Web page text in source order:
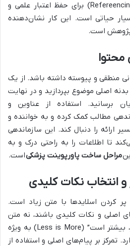
استناد صحیح به منابع (Refereencing) برای حفظ اعتبار علمی و
حیاتی است. این کار نشان‌دهنده
است.
منطقی و پیوسته داشته باشد. از یک
اصلی موضوع بپردازید و در نهایت
برسانید. استفاده از عناوین و
مطالب کمک کرده و به خواننده و
ارائه را دنبال کند. این سازماندهی
تا اطلاعات را به راحتی درک و به
مراحل ساخت پاورپوینت پزشکیاست.
انتخاب نکات کلیدی
پر کردن اسلایدها با متن زیاد است.
اصلی و نکات کلیدی باشند، نه متن
کامل سخنرانی. قانون “کمتر، بیشتر است” (Less is More) به ویژه
تمرکز بر پیام‌های اصلی و استفاده از